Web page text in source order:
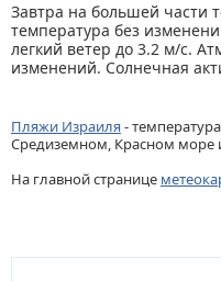
Завтра на большей части
температура без
легкий ветер до 3.2 м/с.
изменений. Солнечная
Пляжи Израиля-
Средиземном, Красном море
На главной странице